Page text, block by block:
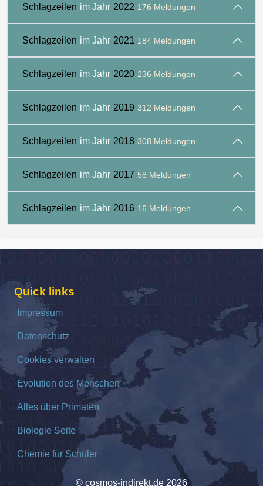
Schlagzeilen im Jahr 2022 176 Meldungen
Schlagzeilen im Jahr 2021 184 Meldungen
Schlagzeilen im Jahr 2020 236 Meldungen
Schlagzeilen im Jahr 2019 312 Meldungen
Schlagzeilen im Jahr 2018 308 Meldungen
Schlagzeilen im Jahr 2017 58 Meldungen
Schlagzeilen im Jahr 2016 16 Meldungen
Quick links
Impressum
Datenschutz
Cookies verwalten
Evolution des Menschen
Alles über Primaten
Biologie Seite
Chemie für Schüler
© cosmos-indirekt.de 2026